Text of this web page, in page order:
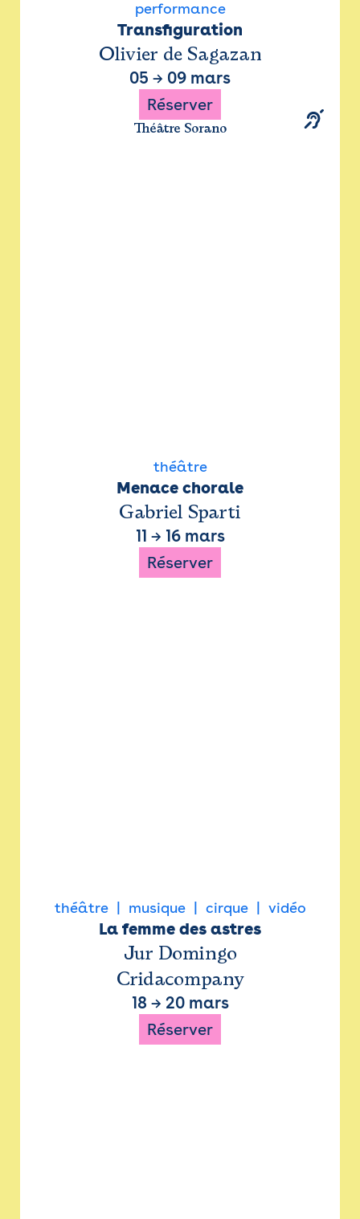
performance
Transfiguration
Olivier de Sagazan
05 → 09 mars
Réserver
Théâtre Sorano
théâtre
Menace chorale
Gabriel Sparti
11 → 16 mars
Réserver
théâtre musique cirque vidéo
La femme des astres
Jur Domingo
Cridacompany
18 → 20 mars
Réserver